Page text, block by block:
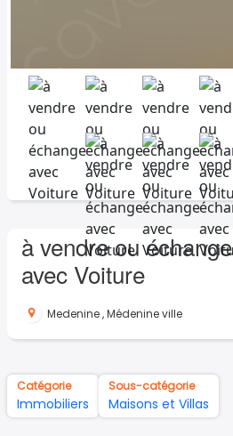
à vendre ou échange
avec Voiture
Medenine,Médenine ville
Catégorie
Immobiliers
Sous-catégorie
Maisons et Villas